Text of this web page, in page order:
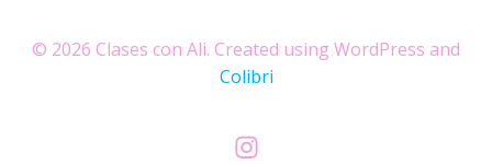
© 2026 Clases con Ali. Created using WordPress and
Colibri